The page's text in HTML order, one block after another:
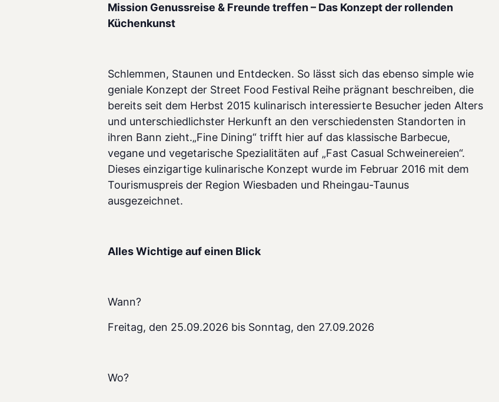
Mission Genussreise & Freunde treffen – Das Konzept der rollenden
Küchenkunst
Schlemmen, Staunen und Entdecken. So lässt sich das ebenso simple wie
geniale Konzept der Street Food Festival Reihe prägnant beschreiben, die
bereits seit dem Herbst 2015 kulinarisch interessierte Besucher jeden Alters
und unterschiedlichster Herkunft an den verschiedensten Standorten in
ihren Bann zieht.„Fine Dining“ trifft hier auf das klassische Barbecue,
vegane und vegetarische Spezialitäten auf „Fast Casual Schweinereien“.
Dieses einzigartige kulinarische Konzept wurde im Februar 2016 mit dem
Tourismuspreis der Region Wiesbaden und Rheingau-Taunus
ausgezeichnet.
Alles Wichtige auf einen Blick
Wann?
Freitag, den 25.09.2026 bis Sonntag, den 27.09.2026
Wo?